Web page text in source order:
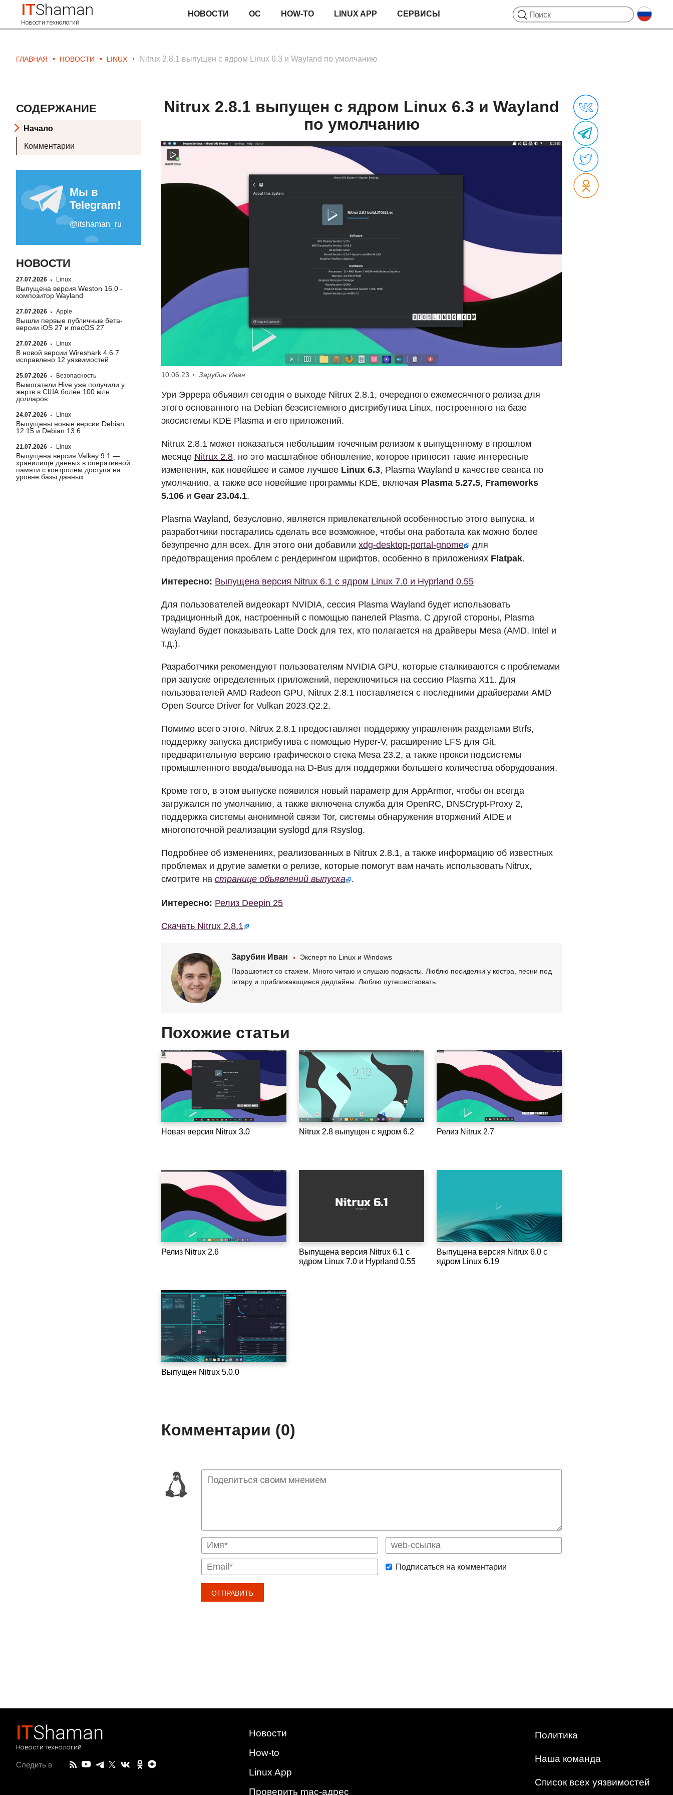
ITShaman
Новости технологий
НОВОСТИ ОС HOW-TO LINUX APP СЕРВИСЫ
ГЛАВНАЯ НОВОСТИ LINUX Nitrux 2.8.1 выпущен с ядром Linux 6.3 и Wayland по умолчанию
СОДЕРЖАНИЕ
Начало
Комментарии
НОВОСТИ
27.07.2026 Linux
Выпущена версия Weston 16.0 -
композитор Wayland
27.07.2026 Apple
Вышли первые публичные бета-
версии iOS 27 и macOS 27
27.07.2026 Linux
В новой версии Wireshark 4.6.7
исправлено 12 уязвимостей
25.07.2026 Безопасность
Вымогатели Hive уже получили у
жертв в США более 100 млн
долларов
24.07.2026 Linux
Выпущены новые версии Debian
12.15 и Debian 13.6
21.07.2026 Linux
Выпущена версия Valkey 9.1 —
хранилище данных в оперативной
памяти с контролем доступа на
уровне базы данных
Nitrux 2.8.1 выпущен с ядром Linux 6.3 и Wayland
по умолчанию
10.06.23 Зарубин Иван
Ури Эррера объявил сегодня о выходе Nitrux 2.8.1, очередного ежемесячного релиза для
этого основанного на Debian безсистемного дистрибутива Linux, построенного на базе
экосистемы KDE Plasma и его приложений.
Nitrux 2.8.1 может показаться небольшим точечным релизом к выпущенному в прошлом
месяце Nitrux 2.8, но это масштабное обновление, которое приносит такие интересные
изменения, как новейшее и самое лучшее Linux 6.3, Plasma Wayland в качестве сеанса по
умолчанию, а также все новейшие программы KDE, включая Plasma 5.27.5, Frameworks
5.106 и Gear 23.04.1.
Plasma Wayland, безусловно, является привлекательной особенностью этого выпуска, и
разработчики постарались сделать все возможное, чтобы она работала как можно более
безупречно для всех. Для этого они добавили xdg-desktop-portal-gnome
для
предотвращения проблем с рендерингом шрифтов, особенно в приложениях Flatpak.
Интересно: Выпущена версия Nitrux 6.1 с ядром Linux 7.0 и Hyprland 0.55
Для пользователей видеокарт NVIDIA, сессия Plasma Wayland будет использовать
традиционный док, настроенный с помощью панелей Plasma. С другой стороны, Plasma
Wayland будет показывать Latte Dock для тех, кто полагается на драйверы Mesa (AMD, Intel и
т.д.).
Разработчики рекомендуют пользователям NVIDIA GPU, которые сталкиваются с проблемами
при запуске определенных приложений, переключиться на сессию Plasma X11. Для
пользователей AMD Radeon GPU, Nitrux 2.8.1 поставляется с последними драйверами AMD
Open Source Driver for Vulkan 2023.Q2.2.
Помимо всего этого, Nitrux 2.8.1 предоставляет поддержку управления разделами Btrfs,
поддержку запуска дистрибутива с помощью Hyper-V, расширение LFS для Git,
предварительную версию графического стека Mesa 23.2, а также прокси подсистемы
промышленного ввода/вывода на D-Bus для поддержки большего количества оборудования.
Кроме того, в этом выпуске появился новый параметр для AppArmor, чтобы он всегда
загружался по умолчанию, а также включена служба для OpenRC, DNSCrypt-Proxy 2,
поддержка системы анонимной связи Tor, системы обнаружения вторжений AIDE и
многопоточной реализации syslogd для Rsyslog.
Подробнее об изменениях, реализованных в Nitrux 2.8.1, а также информацию об известных
проблемах и другие заметки о релизе, которые помогут вам начать использовать Nitrux,
смотрите на странице объявлений выпуска .
Интересно: Релиз Deepin 25
Скачать Nitrux 2.8.1
Зарубин Иван
Эксперт по Linux и Windows
Парашютист со стажем. Много читаю и слушаю подкасты. Люблю посиделки у костра, песни под
гитару и приближающиеся дедлайны. Люблю путешествовать.
Похожие статьи
Новая версия Nitrux 3.0 Nitrux 2.8 выпущен с ядром 6.2 Релиз Nitrux 2.7
Релиз Nitrux 2.6
Выпущена версия Nitrux 6.1 с
ядром Linux 7.0 и Hyprland 0.55
Выпущена версия Nitrux 6.0 с
ядром Linux 6.19
Выпущен Nitrux 5.0.0
Комментарии (0)
Подписаться на комментарии
ITShaman
Новости технологий
Следить в
Новости
How-to
Linux App
Проверить mac-адрес
Политика
Наша команда
Список всех уязвимостей